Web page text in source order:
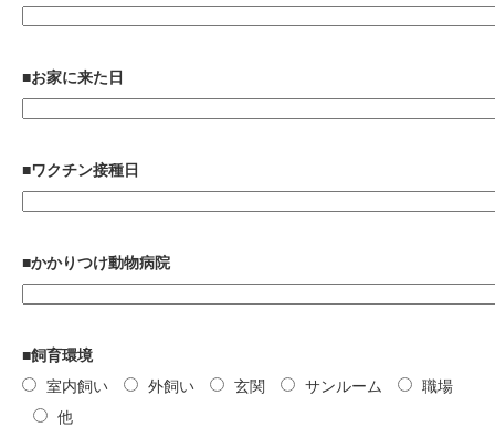
■お家に来た日
■ワクチン接種日
■かかりつけ動物病院
■飼育環境
室内飼い
外飼い 玄関 サンルーム
職場
他